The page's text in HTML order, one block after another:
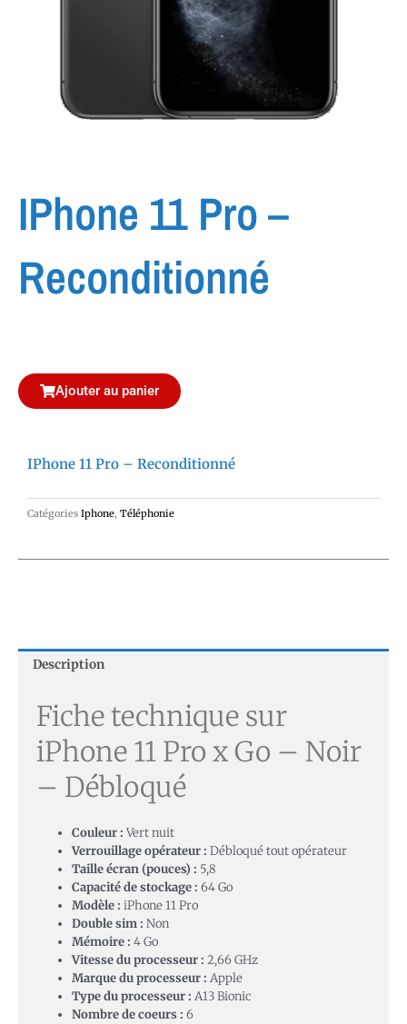
IPhone 11 Pro –
Reconditionné
Ajouter au panier
IPhone 11 Pro – Reconditionné
Catégories Iphone, Téléphonie
Description
Fiche technique sur
iPhone 11 Pro x Go – Noir
– Débloqué
Couleur :Vert nuit
Verrouillage opérateur : Débloqué tout opérateur
Taille écran (pouces) : 5,8
Capacité de stockage : 64 Go
Modèle : iPhone 11 Pro
Double sim : Non
Mémoire : 4 Go
Vitesse du processeur : 2,66 GHz
Marque du processeur : Apple
Type du processeur : A13 Bionic
Nombre de coeurs : 6